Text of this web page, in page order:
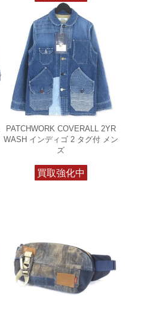
PATCHWORK COVERALL 2YR
WASH インディゴ 2 タグ付 メン
ズ
買取強化中